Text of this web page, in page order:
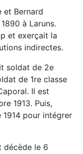
et Bernard
à Laruns.
et exerçait la
indirectes.
soldat de 2e
de 1re classe
Il est
1913. Puis,
1914 pour intégrer
décède le 6